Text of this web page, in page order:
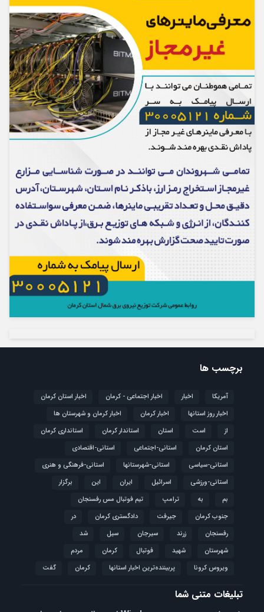
برچسب ها
آمریکا اخبار اخبار اجتماعی - کرمان
اخبار استان کرمان
اخبار روز استانها
اخبار کرمان
اخبار کرمان و شهرستان ها
از
است استان استاندار کرمان
استانداری کرمان
استان کرمان
استانی-اجتماعی
استانی-اقتصادی
استانی-سیاسی
استانی-شهرستانها
استانی-فرهنگی و هنری
استانی-ورزشی
اسرائیل ایران این
برگزار
بم
به ترامپ
تیم فوتبال مس رفسنجان
جنوب کرمان
جیرفت دادگستری کرمان
در
رفسنجان
زرند سیرجان سیل
شد
شهرستان
شهید فوتبال كرمان
مردم
ویروس کرونا
پربیننده‌ترین اخبار استانها کرمان گفت
تبلیغات متنی شما